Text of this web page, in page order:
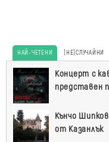
НАЙ-ЧЕТЕНИ (НЕ)СЛУЧАЙНИ
Най-
четени
Концерт с
представен
Кънчо
от Казанлък